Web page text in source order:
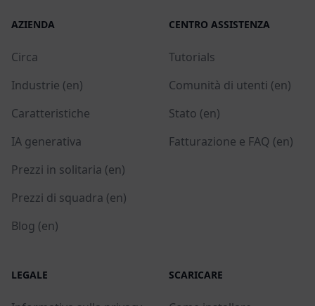
AZIENDA
Circa
Industrie (en)
Caratteristiche
IA generativa
Prezzi in solitaria (en)
Prezzi di squadra (en)
Blog (en)
CENTRO ASSISTENZA
Tutorials
Comunità di utenti (en)
Stato (en)
Fatturazione e FAQ (en)
LEGALE SCARICARE